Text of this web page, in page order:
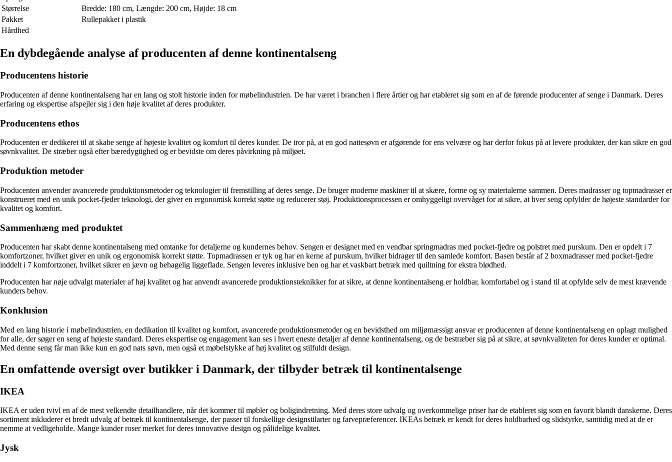
Størrelse
Bredde: 180 cm, Længde: 200 cm, Højde: 18 cm
Pakket
Rullepakket i plastik
Hårdhed
En dybdegående analyse af producenten af denne kontinentalseng
Producentens historie
Producenten af denne kontinentalseng har en lang og stolt historie inden for møbelindustrien. De har været i branchen i flere årtier og har etableret sig som en af de førende producenter af senge i Danmark. Deres
erfaring og ekspertise afspejler sig i den høje kvalitet af deres produkter.
Producentens ethos
Producenten er dedikeret til at skabe senge af højeste kvalitet og komfort til deres kunder. De tror på, at en god nattesøvn er afgørende for ens velvære og har derfor fokus på at levere produkter, der kan sikre en god
søvnkvalitet. De stræber også efter bæredygtighed og er bevidste om deres påvirkning på miljøet.
Produktion metoder
Producenten anvender avancerede produktionsmetoder og teknologier til fremstilling af deres senge. De bruger moderne maskiner til at skære, forme og sy materialerne sammen. Deres madrasser og topmadrasser er
konstrueret med en unik pocket-fjeder teknologi, der giver en ergonomisk korrekt støtte og reducerer støj. Produktionsprocessen er omhyggeligt overvåget for at sikre, at hver seng opfylder de højeste standarder for
kvalitet og komfort.
Sammenhæng med produktet
Producenten har skabt denne kontinentalseng med omtanke for detaljerne og kundernes behov. Sengen er designet med en vendbar springmadras med pocket-fjedre og polstret med purskum. Den er opdelt i 7
komfortzoner, hvilket giver en unik og ergonomisk korrekt støtte. Topmadrassen er tyk og har en kerne af purskum, hvilket bidrager til den samlede komfort. Basen består af 2 boxmadrasser med pocket-fjedre
inddelt i 7 komfortzoner, hvilket sikrer en jævn og behagelig liggeflade. Sengen leveres inklusive ben og har et vaskbart betræk med quiltning for ekstra blødhed.
Producenten har nøje udvalgt materialer af høj kvalitet og har anvendt avancerede produktionsteknikker for at sikre, at denne kontinentalseng er holdbar, komfortabel og i stand til at opfylde selv de mest krævende
kunders behov.
Konklusion
Med en lang historie i møbelindustrien, en dedikation til kvalitet og komfort, avancerede produktionsmetoder og en bevidsthed om miljømæssigt ansvar er producenten af denne kontinentalseng en oplagt mulighed
for alle, der søger en seng af højeste standard. Deres ekspertise og engagement kan ses i hvert eneste detaljer af denne kontinentalseng, og de bestræber sig på at sikre, at søvnkvaliteten for deres kunder er optimal.
Med denne seng får man ikke kun en god nats søvn, men også et møbelstykke af høj kvalitet og stilfuldt design.
En omfattende oversigt over butikker i Danmark, der tilbyder betræk til kontinentalsenge
IKEA
IKEA er uden tvivl en af de mest velkendte detailhandlere, når det kommer til møbler og boligindretning. Med deres store udvalg og overkommelige priser har de etableret sig som en favorit blandt danskerne. Deres
sortiment inkluderer et bredt udvalg af betræk til kontinentalsenge, der passer til forskellige designstilarter og farvepræferencer. IKEAs betræk er kendt for deres holdbarhed og slidstyrke, samtidig med at de er
nemme at vedligeholde. Mange kunder roser merket for deres innovative design og pålidelige kvalitet.
Jysk